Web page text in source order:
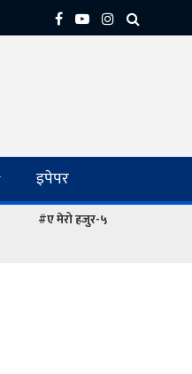
इपेपर
#ए मेरो हजुर-५